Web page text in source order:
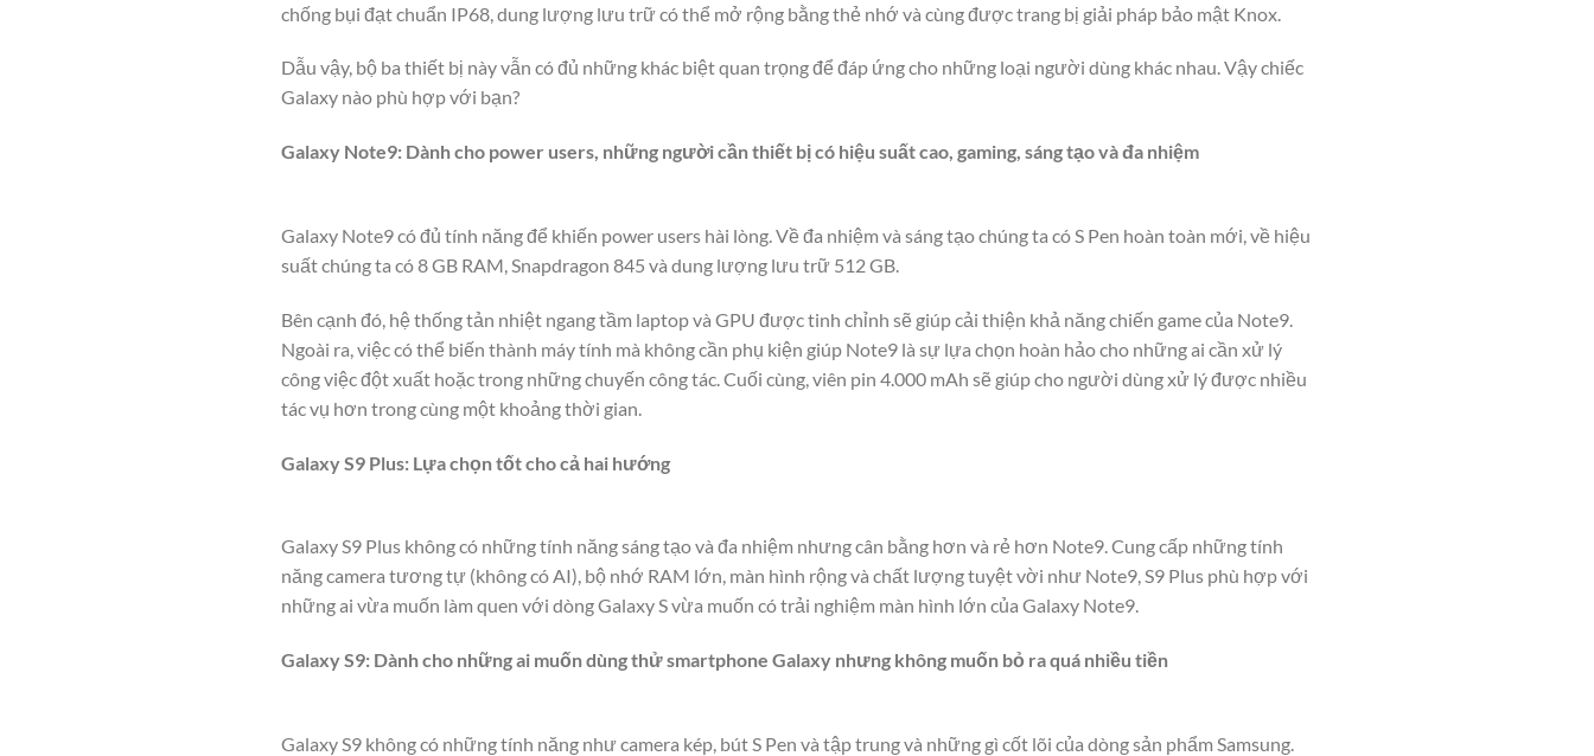
chống bụi đạt chuẩn IP68, dung lượng lưu trữ có thể mở rộng bằng thẻ nhớ và cùng được trang bị giải pháp bảo mật Knox.
Dẫu vậy, bộ ba thiết bị này vẫn có đủ những khác biệt quan trọng để đáp ứng cho những loại người dùng khác nhau. Vậy chiếc
Galaxy nào phù hợp với bạn?
Galaxy Note9: Dành cho power users, những người cần thiết bị có hiệu suất cao, gaming, sáng tạo và đa nhiệm
Galaxy Note9 có đủ tính năng để khiến power users hài lòng. Về đa nhiệm và sáng tạo chúng ta có S Pen hoàn toàn mới, về hiệu
suất chúng ta có 8 GB RAM, Snapdragon 845 và dung lượng lưu trữ 512 GB.
Bên cạnh đó, hệ thống tản nhiệt ngang tầm laptop và GPU được tinh chỉnh sẽ giúp cải thiện khả năng chiến game của Note9.
Ngoài ra, việc có thể biến thành máy tính mà không cần phụ kiện giúp Note9 là sự lựa chọn hoàn hảo cho những ai cần xử lý
công việc đột xuất hoặc trong những chuyến công tác. Cuối cùng, viên pin 4.000 mAh sẽ giúp cho người dùng xử lý được nhiều
tác vụ hơn trong cùng một khoảng thời gian.
Galaxy S9 Plus: Lựa chọn tốt cho cả hai hướng
Galaxy S9 Plus không có những tính năng sáng tạo và đa nhiệm nhưng cân bằng hơn và rẻ hơn Note9. Cung cấp những tính
năng camera tương tự (không có AI), bộ nhớ RAM lớn, màn hình rộng và chất lượng tuyệt vời như Note9, S9 Plus phù hợp với
những ai vừa muốn làm quen với dòng Galaxy S vừa muốn có trải nghiệm màn hình lớn của Galaxy Note9.
Galaxy S9: Dành cho những ai muốn dùng thử smartphone Galaxy nhưng không muốn bỏ ra quá nhiều tiền
Galaxy S9 không có những tính năng như camera kép, bút S Pen và tập trung và những gì cốt lõi của dòng sản phẩm Samsung.